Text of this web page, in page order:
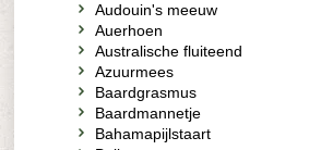
Audouin's meeuw
Auerhoen
Australische fluiteend
Azuurmees
Baardgrasmus
Baardmannetje
Bahamapijlstaart